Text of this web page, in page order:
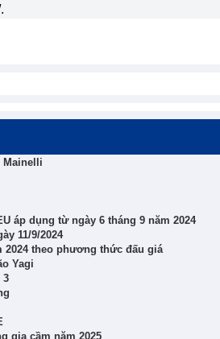
Mainelli
áp dụng từ ngày 6 tháng 9 năm 2024
11/9/2024
2024 theo phương thức đấu giá
Yagi
3
gia cầm năm 2025